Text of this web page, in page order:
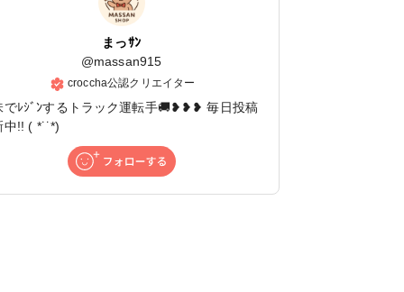
まっｻﾝ
@massan915
croccha公認クリエイター
でﾚｼﾞﾝするトラック運転手🚚❥❥❥ 毎日投稿
中!! ( *˙˙*)